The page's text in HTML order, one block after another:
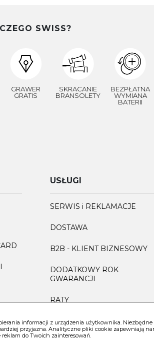
SWISS?
GRAWER
GRATIS
SKRACANIE
BRANSOLETY
BEZPŁATNA
WYMIANA
BATERII
USŁUGI
SERWIS i REKLAMACJE
DOSTAWA
B2B - KLIENT BIZNESOWY
DODATKOWY ROK
GWARANCJI
RATY
GRAWEROWANIE
informacji z urządzenia użytkownika.
przyjazna. Analityczne pliki cookie zapewniają
do Twoich zainteresowań.